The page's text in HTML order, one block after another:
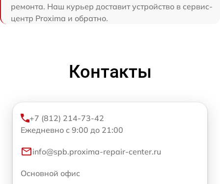
ремонта. Наш курьер доставит устройство в сервис-
центр Proxima и обратно.
Контакты
+7 (812) 214-73-42
Ежедневно с 9:00 до 21:00
info@spb.proxima-repair-center.ru
Основной офис